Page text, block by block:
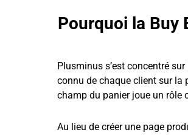
Pourquoi la Buy
Plusminus s’est concentré sur
connu de chaque client sur la
champ du panier joue un rôle
Au lieu de créer une page